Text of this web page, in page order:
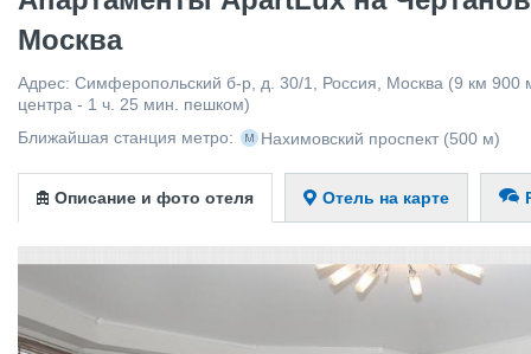
Москва
Адрес: Симферопольский б-р, д. 30/1 Россия Москва (9 км 900
центра - 1 ч. 25 мин. пешком)
Ближайшая станция метро:
Нахимовский проспект (500 м)
Описание и фото отеля Отель на карте